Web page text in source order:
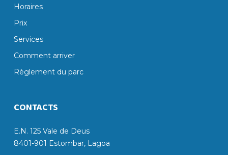
Horaires
Prix
Services
Comment arriver
Règlement du parc
CONTACTS
E.N. 125 Vale de Deus
8401-901 Estombar, Lagoa